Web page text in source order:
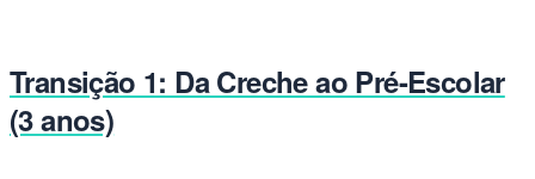
Transição 1: Da Creche ao Pré-Escolar
(3 anos)